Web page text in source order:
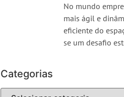
No mundo
mais ágil e
eficiente do
se um desafio
Categorias